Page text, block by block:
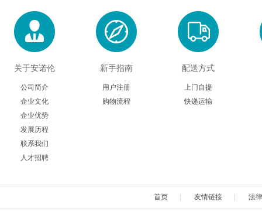
关于安诺伦
公司简介
企业文化
企业优势
发展历程
联系我们
人才招聘
新手指南
用户注册
购物流程
配送方式
上门自提
快递运输
首页 友情链接 法